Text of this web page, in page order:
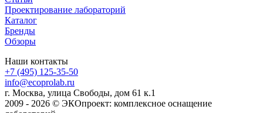
Проектирование лабораторий
Каталог
Бренды
Обзоры
Наши контакты
+7 (495) 125-35-50
info@ecoprolab.ru
г. Москва, улица Свободы, дом 61 к.1
2009 - 2026 © ЭКОпроект: комплексное оснащение